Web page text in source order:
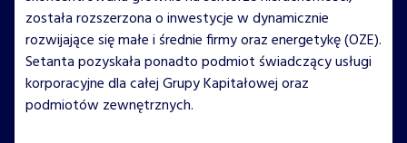
została rozszerzona o inwestycje w dynamicznie
rozwijające się małe i średnie firmy oraz energetykę (OZE).
Setanta pozyskała ponadto podmiot świadczący usługi
korporacyjne dla całej Grupy Kapitałowej oraz
podmiotów zewnętrznych.